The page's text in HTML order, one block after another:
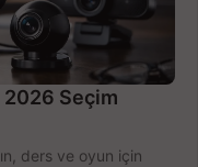
2026 Seçim
ders ve oyun için